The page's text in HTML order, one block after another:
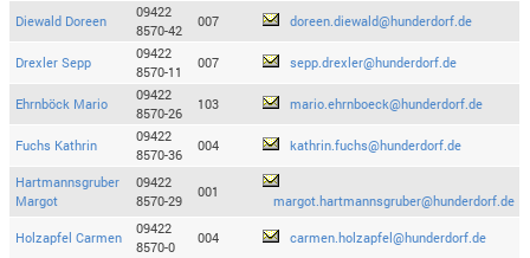
Diewald Doreen
09422
8570-42
007 doreen.diewald@hunderdorf.de
Drexler Sepp
09422
8570-11
007 sepp.drexler@hunderdorf.de
Ehrnböck Mario
09422
8570-26
103 mario.ehrnboeck@hunderdorf.de
Fuchs Kathrin
09422
8570-36
004 kathrin.fuchs@hunderdorf.de
Hartmannsgruber
Margot
09422
8570-29
001
margot.hartmannsgruber@hunderdorf.de
Holzapfel Carmen
09422
8570-0
004 carmen.holzapfel@hunderdorf.de